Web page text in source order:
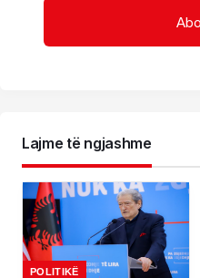
Lajme të ngjashme
POLITIKË